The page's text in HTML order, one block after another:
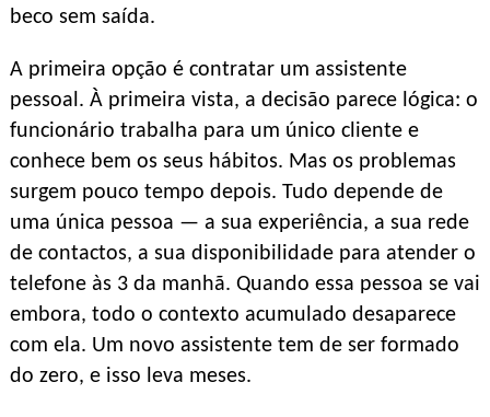
beco sem saída.
A primeira opção é contratar um assistente
pessoal. À primeira vista, a decisão parece lógica: o
funcionário trabalha para um único cliente e
conhece bem os seus hábitos. Mas os problemas
surgem pouco tempo depois. Tudo depende de
uma única pessoa — a sua experiência, a sua rede
de contactos, a sua disponibilidade para atender o
telefone às 3 da manhã. Quando essa pessoa se vai
embora, todo o contexto acumulado desaparece
com ela. Um novo assistente tem de ser formado
do zero, e isso leva meses.